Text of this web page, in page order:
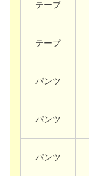
テープ
テープ
パンツ
パンツ
パンツ